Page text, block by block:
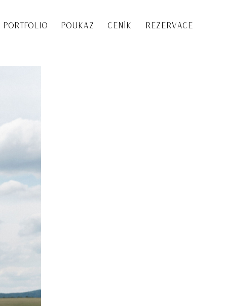
PORTFOLIO POUKAZ CENÍK REZERVACE